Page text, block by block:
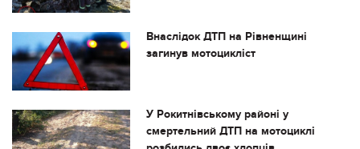
Внаслідок ДТП на Рівненщині
загинув мотоцикліст
У Рокитнівському районі у
смертельний ДТП на мотоциклі